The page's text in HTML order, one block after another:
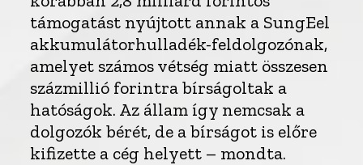
támogatást nyújtott annak a SungEel
akkumulátorhulladék-feldolgozónak,
amelyet számos vétség miatt összesen
százmillió forintra bírságoltak a
hatóságok. Az állam így nemcsak a
dolgozók bérét, de a bírságot is előre
kifizette a cég helyett – mondta.